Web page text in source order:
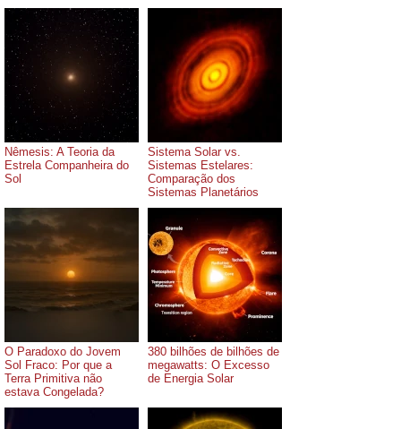
Nêmesis: A Teoria da
Estrela Companheira do
Sol
Sistema Solar vs.
Sistemas Estelares:
Comparação dos
Sistemas Planetários
O Paradoxo do Jovem
Sol Fraco: Por que a
Terra Primitiva não
estava Congelada?
380 bilhões de bilhões de
megawatts: O Excesso
de Energia Solar